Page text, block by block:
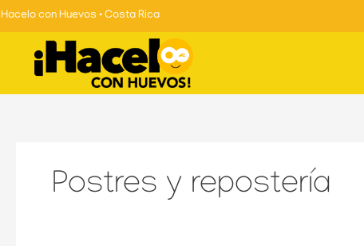
Skip
Hacelo con Huevos • Costa Rica
Postres y repostería